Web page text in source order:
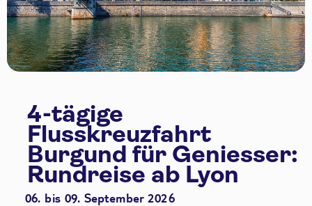
4-tägige
Flusskreuzfahrt
Burgund für Geniesser:
Rundreise ab Lyon
06. bis 09. September 2026